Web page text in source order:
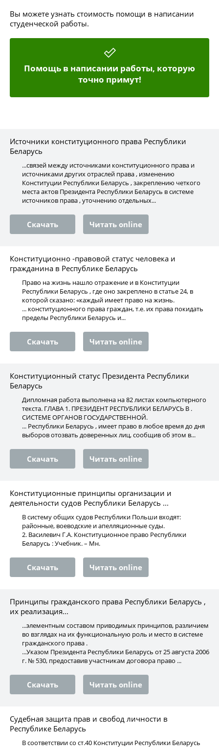
Вы можете узнать стоимость помощи в написании
студенческой работы.
Помощь в написании работы, которую
точно примут!
Источники конституционного права Республики
Беларусь
...связей между источниками конституционного права и
источниками других отраслей права , изменению
Конституции Республики Беларусь , закреплению четкого
места актов Президента Республики Беларусь в системе
источников права , уточнению отдельных...
Скачать Читать online
Конституционно -правовой статус человека и
гражданина в Республике Беларусь
Право на жизнь нашло отражение и в Конституции
Республики Беларусь , где оно закреплено в статье 24, в
которой сказано: «каждый имеет право на жизнь.
... конституционного права граждан, т.е. их права покидать
пределы Республики Беларусь и...
Скачать Читать online
Конституционный статус Президента Республики
Беларусь
Дипломная работа выполнена на 82 листах компьютерного
текста. ГЛАВА 1. ПРЕЗИДЕНТ РЕСПУБЛИКИ БЕЛАРУСЬ В .
СИСТЕМЕ ОРГАНОВ ГОСУДАРСТВЕННОЙ.
... Республики Беларусь , имеет право в любое время до дня
выборов отозвать доверенных лиц, сообщив об этом в...
Скачать Читать online
Конституционные принципы организации и
деятельности судов Республики Беларусь ...
В систему общих судов Республики Польши входят:
районные, воеводские и апелляционные суды.
2. Василевич Г.А. Конституционное право Республики
Беларусь : Учебник. – Мн.
Скачать Читать online
Принципы гражданского права Республики Беларусь ,
их реализация...
...элементным составом приводимых принципов, различием
во взглядах на их функциональную роль и место в системе
гражданского права .
...Указом Президента Республики Беларусь от 25 августа 2006
г. № 530, предоставив участникам договора право ...
Скачать Читать online
Судебная защита прав и свобод личности в
Республике Беларусь
В соответствии со ст.40 Конституции Республики Беларусь